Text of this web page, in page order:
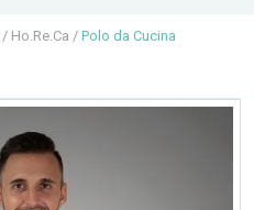
/ Ho.Re.Ca / Polo da Cucina